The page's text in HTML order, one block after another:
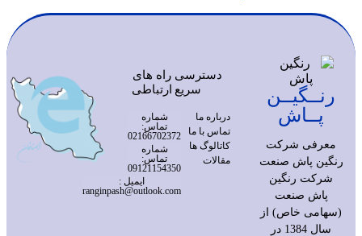
رنــگیــن
پــاش
معرفی شرکت
رنگین پاش صنعت
شرکت رنگین
پاش صنعت
(سهامی خاص) از
سال 1384 در
دسترسی
سریع
درباره ما
تماس با ما
کاتالوگ ها
مقالات
راه های
ارتباطی
شماره
تماس:
02166702372
شماره
تماس:
09121154350
ایمیل :
ranginpash@outlook.com